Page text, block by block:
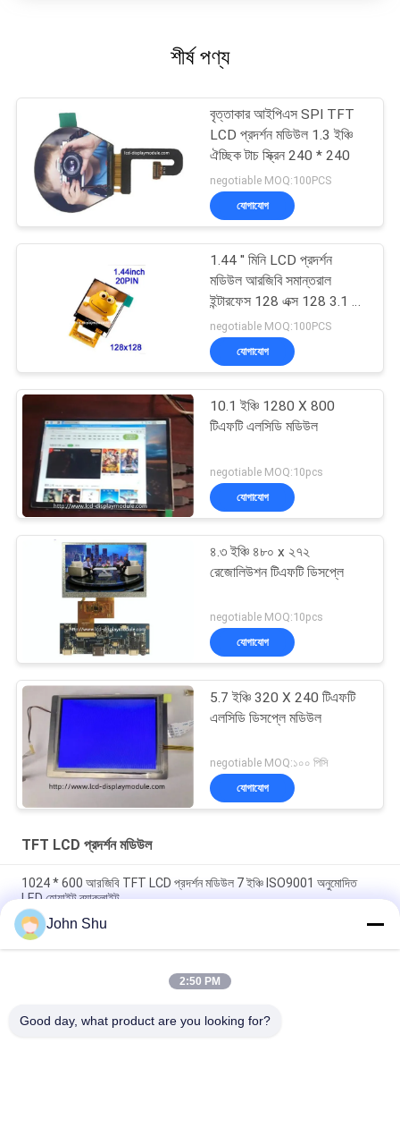
শীর্ষ পণ্য
বৃত্তাকার আইপিএস SPI TFT
LCD প্রদর্শন মডিউল 1.3 ইঞ্চি
ঐচ্ছিক টাচ স্ক্রিন 240 * 240
negotiable MOQ:100PCS
যোগাযোগ
1.44 '' মিনি LCD প্রদর্শন
মডিউল আরজিবি সমান্তরাল
ইন্টারফেস 128 এক্স 128 3.1 ভি
অপারেটিং
negotiable MOQ:100PCS
যোগাযোগ
10.1 ইঞ্চি 1280 X 800
টিএফটি এলসিডি মডিউল
negotiable MOQ:10pcs
যোগাযোগ
৪.৩ ইঞ্চি ৪৮০ x ২৭২
রেজোলিউশন টিএফটি ডিসপ্লে
negotiable MOQ:10pcs
যোগাযোগ
5.7 ইঞ্চি 320 X 240 টিএফটি
এলসিডি ডিসপ্লে মডিউল
negotiable MOQ:১০০ পিসি
যোগাযোগ
TFT LCD প্রদর্শন মডিউল
1024 * 600 আরজিবি TFT LCD প্রদর্শন মডিউল 7 ইঞ্চি ISO9001 অনুমোদিত
LED হোয়াইট ব্যাকলাইট
480 * 854 আইপিএস এমআইপিআই 5.0 ইঞ্চি টিএফটি এলসিডি মডিউল, ক্যাপিটাল টাচ
স্ক্রিন কাস্টম এলসিডি মডিউল
LED হোয়াইট SPI MCU টাচস্ক্রিন প্রদর্শন মডিউল, 240 এক্স 400 3.0 ছোট LCD
John Shu
2:50 PM
Good day, what product are you looking for?